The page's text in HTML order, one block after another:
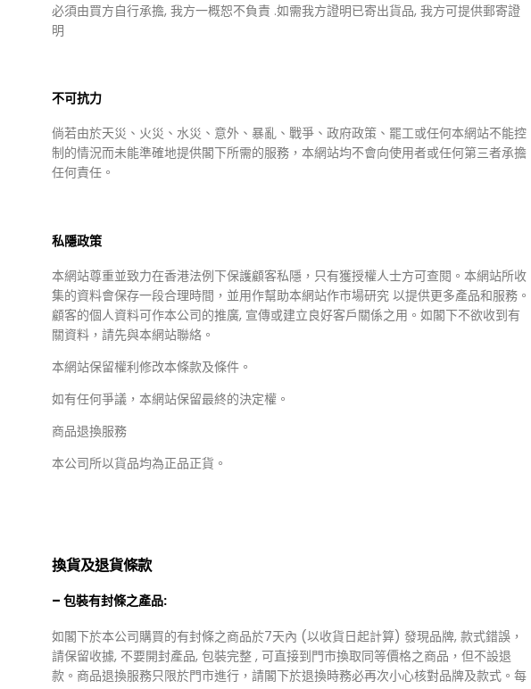
膜50片 !!不包運費!!
HKD $350.00
DR.ZEALOUS
Dr.zealous Tea Tree Firewood
Acne Elimination Body Wash
($116/2)
必須由買方自行承擔, 我方一概恕不負責 .如需我方證明已寄出貨品, 我方可提供郵寄證
明
不可抗力
倘若由於天災、火災、水災、意外、暴亂、戰爭、政府政策、罷工或任何本網站不能控
制的情況而未能準確地提供閣下所需的服務，本網站均不會向使用者或任何第三者承擔
任何責任。
私隱政策
本網站尊重並致力在香港法例下保護顧客私隱，只有獲授權人士方可查閱。本網站所收
集的資料會保存一段合理時間，並用作幫助本網站作市場研究 以提供更多產品和服務。
顧客的個人資料可作本公司的推廣, 宣傳或建立良好客戶關係之用。如閣下不欲收到有
關資料，請先與本網站聯絡。
本網站保留權利修改本條款及條件。
如有任何爭議，本網站保留最終的決定權。
商品退換服務
本公司所以貨品均為正品正貨。
換貨及退貨條款
– 包裝有封條之產品:
如閣下於本公司購買的有封條之商品於7天內 (以收貨日起計算) 發現品牌, 款式錯誤，
請保留收據, 不要開封產品, 包裝完整 , 可直接到門市換取同等價格之商品，但不設退
款。商品退換服務只限於門市進行，請閣下於退換時務必再次小心核對品牌及款式。每